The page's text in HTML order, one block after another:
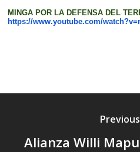
MINGA POR LA DEFENSA DEL
https://www.youtube.com/
Alianza Willi